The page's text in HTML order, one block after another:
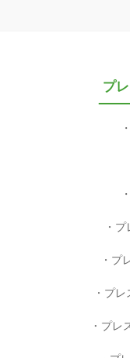
プ
プ
プ
プレ
プレ